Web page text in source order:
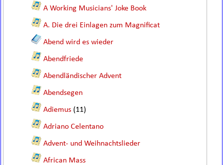
A Working Musicians' Joke Book
A. Die drei Einlagen zum Magnificat
Abend wird es wieder
Abendfriede
Abendländischer Advent
Abendsegen
Adiemus (11)
Adriano Celentano
Advent- und Weihnachtslieder
African Mass